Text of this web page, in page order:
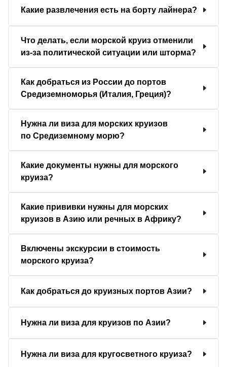
Какие развлечения есть на борту лайнера?
Что делать, если морской круиз отменили
из-за политической ситуации или шторма?
Как добраться из России до портов
Средиземноморья (Италия, Греция)?
Нужна ли виза для морских круизов
по Средиземному морю?
Какие документы нужны для морского
круиза?
Какие прививки нужны для морских
круизов в Азию или речных в Африку?
Включены экскурсии в стоимость
морского круиза?
Как добраться до круизных портов Азии?
Нужна ли виза для круизов по Азии?
Нужна ли виза для кругосветного круиза?